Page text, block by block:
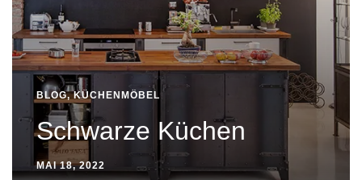
BLOG,KÜCHENMÖBEL
Schwarze Küchen
MAI 18, 2022